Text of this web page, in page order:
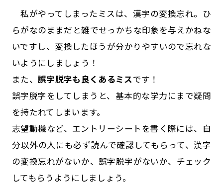
私がやってしまったミスは、漢字の変換忘れ。ひ
らがなのままだと雑でせっかちな印象を与えかねな
いですし、変換したほうが分かりやすいので忘れな
いようにしましょう！
また、 誤字脱字も良くあるミスです！
誤字脱字をしてしまうと、基本的な学力にまで疑問
を持たれてしまいます。
志望動機など、エントリーシートを書く際には、自
分以外の人にも必ず読んで確認してもらって、漢字
の変換忘れがないか、誤字脱字がないか、チェック
してもらうようにしましょう。